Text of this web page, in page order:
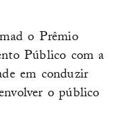
o Prêmio
Público com a
em conduzir
o público